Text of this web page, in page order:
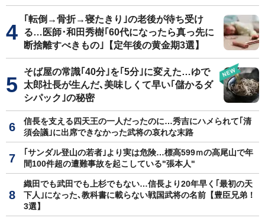
｢転倒→骨折→寝たきり｣の老後が待ち受け
る…医師･和田秀樹｢60代になったら真っ先に
断捨離すべきもの｣【定年後の黄金期3選】
そば屋の常識｢40分｣を｢5分｣に変えた…ゆで
太郎社長が生んだ､美味しくて早い｢儲かるダ
シパック｣の秘密
信長を支える四天王の一人だったのに…秀吉にハメられて｢清
須会議｣に出席できなかった武将の哀れな末路
｢サンダル登山の若者｣より実は危険…標高599ｍの高尾山で年
間100件超の遭難事故を起こしている"張本人"
織田でも武田でも上杉でもない…信長より20年早く｢最初の天
下人｣になった､教科書に載らない戦国武将の名前【豊臣兄弟！
3選】